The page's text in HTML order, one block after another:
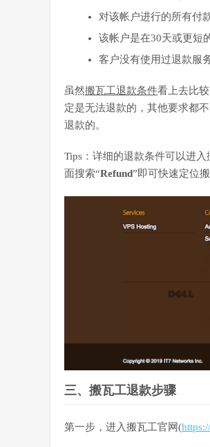
对该帐户进行的所有付
该帐户是在30天或更短
客户没有使用过退款服
虽然搬瓦工退款条件看上去比
定是无法退款的，其他要求都
退款的。
Tips：详细的退款条件可以进入
面搜索“Refund”即可快速定位
三、搬瓦工退款步骤
第一步，进入搬瓦工官网(